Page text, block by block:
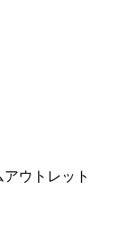
ウトレット